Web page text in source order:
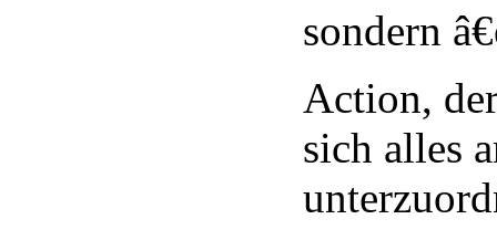
sondern
Action,
sich alles